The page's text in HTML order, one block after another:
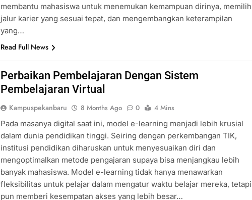
membantu mahasiswa untuk menemukan kemampuan dirinya, memilih
jalur karier yang sesuai tepat, dan mengembangkan keterampilan
yang…
Read Full News
Perbaikan Pembelajaran Dengan Sistem
Pembelajaran Virtual
Kampuspekanbaru 8 Months Ago 0
4 Mins
Pada masanya digital saat ini, model e-learning menjadi lebih krusial
dalam dunia pendidikan tinggi. Seiring dengan perkembangan TIK,
institusi pendidikan diharuskan untuk menyesuaikan diri dan
mengoptimalkan metode pengajaran supaya bisa menjangkau lebih
banyak mahasiswa. Model e-learning tidak hanya menawarkan
fleksibilitas untuk pelajar dalam mengatur waktu belajar mereka, tetapi
pun memberi kesempatan akses yang lebih besar…